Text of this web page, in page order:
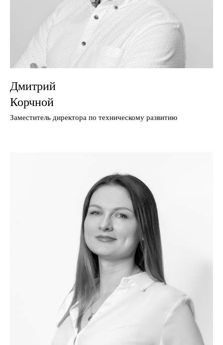
Дмитрий
Корчной
Заместитель директора по техническому развитию